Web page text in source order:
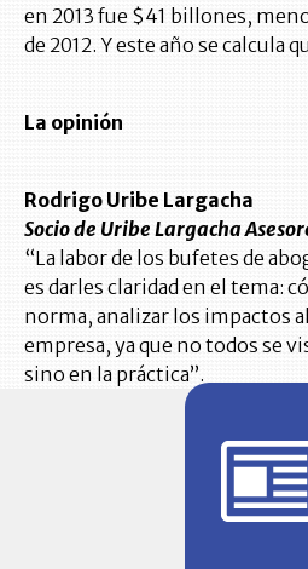
en 2013 fue $41 billones,
de 2012. Y este año se calcula
La opinión
Rodrigo Uribe Largacha
Socio de Uribe Largacha
“La labor de los bufetes de
es darles claridad en el tema:
norma, analizar los impactos
empresa, ya que no todos se
sino en la práctica”.